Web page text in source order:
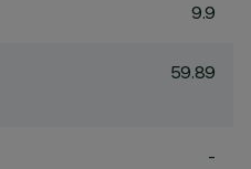
9.9
59.89
-